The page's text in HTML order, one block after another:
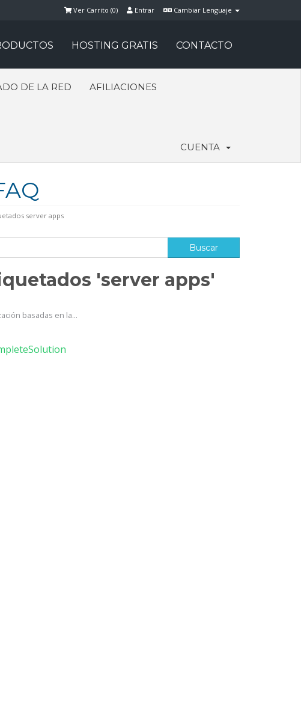
Cambiar Lenguaje
Entrar
Ver Carrito (0)
HOSTING GRATIS CONTACTO
DE LA RED AFILIACIONES
CUENTA
server apps
'server apps'
basadas en la...